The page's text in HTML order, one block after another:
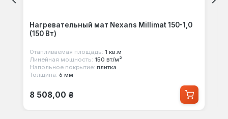
Нагревательный мат Nexans Millimat 150-1,0
(150 Вт)
Отапливаемая площадь: 1 кв.м
Линейная мощность: 150 вт/м²
Напольное покрытие: плитка
Толщина: 6 мм
Обычная цена:
8 508,00 ₴